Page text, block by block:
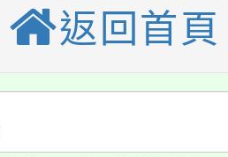
，詳情可洽有
能研習
教育及科技
習
活教案入校路
農教育專業人
返回首頁